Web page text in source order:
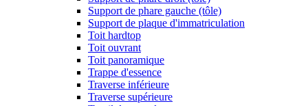
Support de phare gauche (tôle)
Support de plaque d'immatriculation
Toit hardtop
Toit ouvrant
Toit panoramique
Trappe d'essence
Traverse inférieure
Traverse supérieure